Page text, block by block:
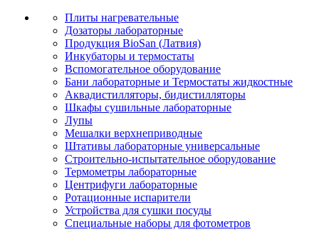
Плиты нагревательные
Дозаторы лабораторные
Продукция BioSan (Латвия)
Инкубаторы и термостаты
Вспомогательное оборудование
Бани лабораторные и Термостаты жидкостные
Аквадистилляторы, бидистилляторы
Шкафы сушильные лабораторные
Лупы
Мешалки верхнеприводные
Штативы лабораторные универсальные
Строительно-испытательное оборудование
Термометры лабораторные
Центрифуги лабораторные
Ротационные испарители
Устройства для сушки посуды
Специальные наборы для фотометров